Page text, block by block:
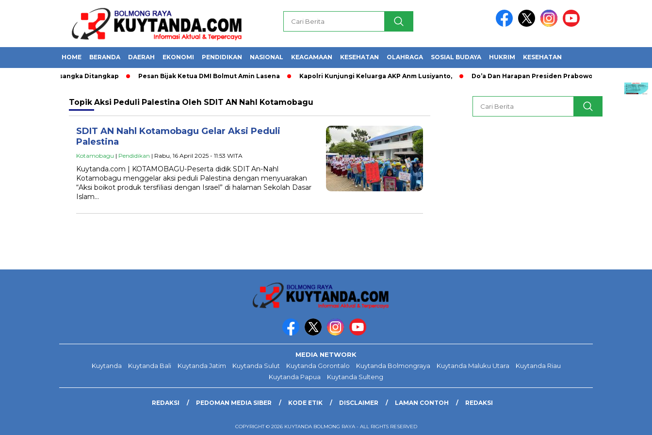
HOME BERANDA DAERAH EKONOMI PENDIDIKAN NASIONAL KEAGAMAAN KESEHATAN OLAHRAGA SOSIAL BUDAYA HUKRIM KESEHATAN
Boltara, 1 Tersangka Ditangkap Pesan Bijak Ketua DMI Bolmut Amin Lasena Kapolri Kunjungi Keluarga AKP Anm Lusiyanto, Do’a Dan Harapan Presiden Prabowo Usai Timnas
Topik Aksi Peduli Palestina Oleh SDIT AN Nahl Kotamobagu
SDIT AN Nahl Kotamobagu Gelar Aksi Peduli
Palestina
Kotamobagu | Pendidikan | Rabu, 16 April 2025 - 11:53 WITA
Kuytanda.com | KOTAMOBAGU-Peserta didik SDIT An-Nahl
Kotamobagu menggelar aksi peduli Palestina dengan menyuarakan
“Aksi boikot produk tersfiliasi dengan Israel” di halaman Sekolah Dasar
Islam…
MEDIA NETWORK
Kuytanda
Kuytanda Bali Kuytanda Jatim Kuytanda Sulut Kuytanda Gorontalo Kuytanda Bolmongraya Kuytanda Maluku Utara
Kuytanda Riau
Kuytanda Papua
Kuytanda Sulteng
REDAKSI PEDOMAN MEDIA SIBER KODE ETIK DISCLAIMER LAMAN CONTOH REDAKSI
COPYRIGHT © 2026 KUYTANDA BOLMONG RAYA - ALL RIGHTS RESERVED